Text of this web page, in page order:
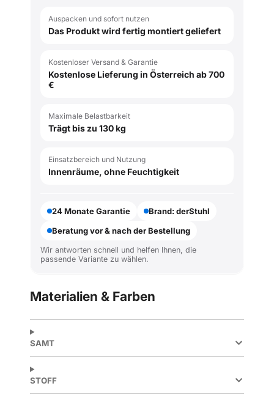
Auspacken und sofort nutzen
Das Produkt wird fertig montiert geliefert
Kostenloser Versand & Garantie
Kostenlose Lieferung in Österreich ab 700
€
Maximale Belastbarkeit
Trägt bis zu 130 kg
Einsatzbereich und Nutzung
Innenräume, ohne Feuchtigkeit
24 Monate Garantie
Brand: derStuhl
Beratung vor & nach der Bestellung
Wir antworten schnell und helfen Ihnen, die
passende Variante zu wählen.
Materialien & Farben
SAMT
STOFF